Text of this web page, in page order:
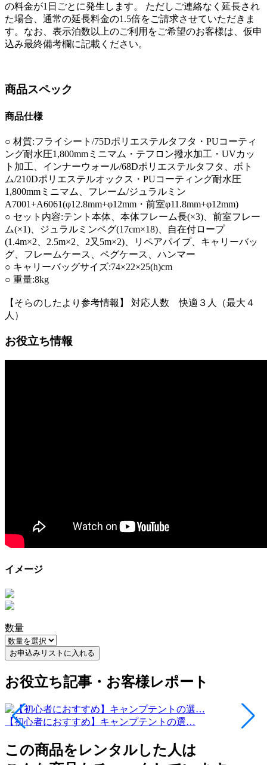
の料金が1日ごとに発生します。 ただしご連絡なく延長され
た場合、通常の延長料金の1.5倍をご請求させていただきま
す。なお、表示泊数以上のご利用をご希望のお客様は、仮申
込み最終備考欄に記載ください。
商品スペック
商品仕様
○ 材質:フライシート/75Dポリエステルタフタ・PUコーティ
ング耐水圧1,800mmミニマム・テフロン撥水加工・UVカッ
ト加工、インナーウォール/68Dポリエステルタフタ、ボト
ム/210Dポリエステルオックス・PUコーティング耐水圧
1,800mmミニマム、フレーム/ジュラルミン
A7001+A6061(φ12.8mm+φ12mm・前室φ11.8mm+φ12mm)
○ セット内容:テント本体、本体フレーム長(×3)、前室フレー
ム(×1)、ジュラルミンペグ(17cm×18)、自在付ロープ
(1.4m×2、2.5m×2、2又5m×2)、リペアパイプ、キャリーバッ
グ、フレームケース、ペグケース、ハンマー
○ キャリーバッグサイズ:74×22×25(h)cm
○ 重量:8kg
【そらのしたより参考情報】 対応人数 快適３人（最大４
人）
お役立ち情報
イメージ
数量
お申込みリストに入れる
お役立ち記事・お客様レポート
【初心者におすすめ】キャンプテントの選…
この商品をレンタルした人は